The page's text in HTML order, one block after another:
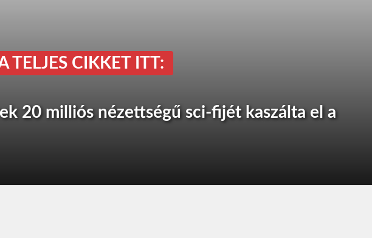
TELJES CIKKET ITT:
20 milliós nézettségű sci-fijét kaszálta el a